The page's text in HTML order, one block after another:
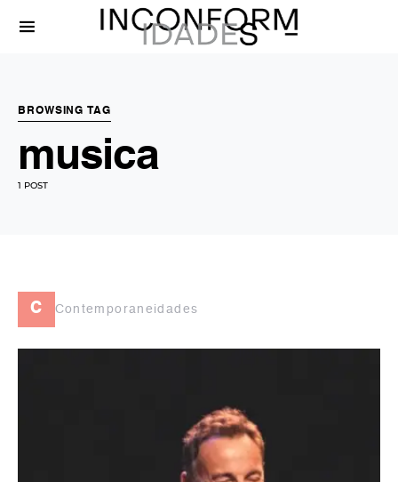
BROWSING TAG
musica
1 POST
c Contemporaneidades